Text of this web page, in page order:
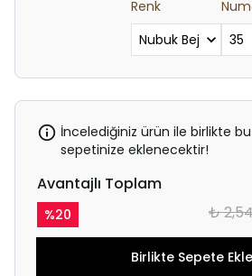
Renk
İncelediğiniz ürün ile birlikte
sepetinize eklenecektir!
Avantajlı Toplam
%20 ₺
Birlikte Sepete